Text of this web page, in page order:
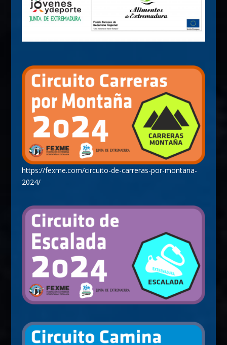
https://fexme.com/circuito-de-carreras-por-montana-
2024/